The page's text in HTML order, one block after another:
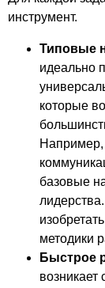
инструмент.
Типовые
идеально
которые
базовые
методики
Быстрое
возникает